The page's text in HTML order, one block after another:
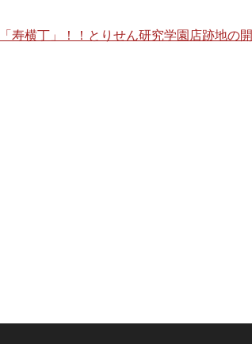
寿横丁」！！とりせん研究学園店跡地の開